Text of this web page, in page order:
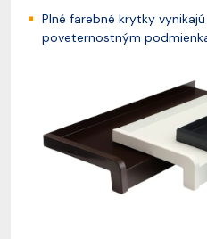
Plné farebné krytky
poveternostným